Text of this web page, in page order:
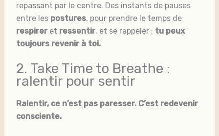
repassant par le centre. Des instants de pauses
entre les postures, pour prendre le temps de
respirer et ressentir, et se rappeler : tu peux
toujours revenir à toi.
2. Take Time to Breathe :
ralentir pour sentir
Ralentir, ce n’est pas paresser. C’est redevenir
consciente.